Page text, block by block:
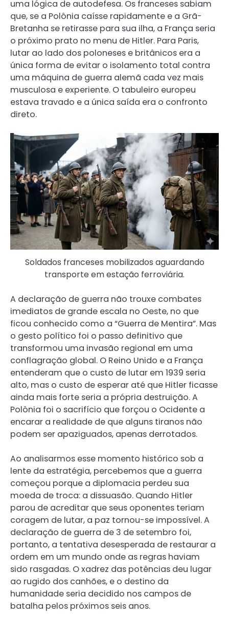
uma lógica de autodefesa. Os franceses sabiam
que, se a Polônia caísse rapidamente e a Grã-
Bretanha se retirasse para sua ilha, a França seria
o próximo prato no menu de Hitler. Para Paris,
lutar ao lado dos poloneses e britânicos era a
única forma de evitar o isolamento total contra
uma máquina de guerra alemã cada vez mais
musculosa e experiente. O tabuleiro europeu
estava travado e a única saída era o confronto
direto.
Soldados franceses mobilizados aguardando
transporte em estação ferroviária.
A declaração de guerra não trouxe combates
imediatos de grande escala no Oeste, no que
ficou conhecido como a “Guerra de Mentira”. Mas
o gesto político foi o passo definitivo que
transformou uma invasão regional em uma
conflagração global. O Reino Unido e a França
entenderam que o custo de lutar em 1939 seria
alto, mas o custo de esperar até que Hitler ficasse
ainda mais forte seria a própria destruição. A
Polônia foi o sacrifício que forçou o Ocidente a
encarar a realidade de que alguns tiranos não
podem ser apaziguados, apenas derrotados.
Ao analisarmos esse momento histórico sob a
lente da estratégia, percebemos que a guerra
começou porque a diplomacia perdeu sua
moeda de troca: a dissuasão. Quando Hitler
parou de acreditar que seus oponentes teriam
coragem de lutar, a paz tornou-se impossível. A
declaração de guerra de 3 de setembro foi,
portanto, a tentativa desesperada de restaurar a
ordem em um mundo onde as regras haviam
sido rasgadas. O xadrez das potências deu lugar
ao rugido dos canhões, e o destino da
humanidade seria decidido nos campos de
batalha pelos próximos seis anos.